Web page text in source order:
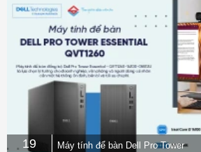
19
Máy tính để bàn Dell Pro Tower